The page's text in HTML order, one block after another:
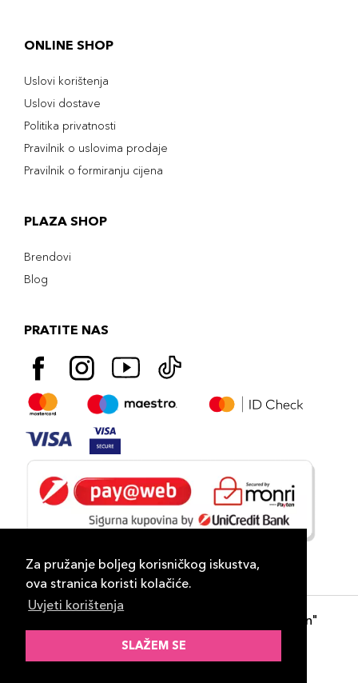
Za pružanje boljeg korisničkog iskustva,
ova stranica koristi kolačiće.
Uvjeti korištenja
SLAŽEM SE
ONLINE SHOP
Uslovi korištenja
Uslovi dostave
Politika privatnosti
Pravilnik o uslovima prodaje
Pravilnik o formiranju cijena
PLAZA SHOP
Brendovi
Blog
PRATITE NAS
- "DP Lux Distribution"
d.o.o. Banja Luka
ID-S Consulting d.o.o. Sarajevo